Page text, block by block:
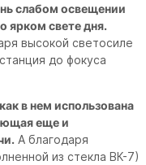
слабом освещении
ярком свете дня.
высокой светосиле
до фокуса
в нем использована
еще и
А благодаря
из стекла ВК-7)